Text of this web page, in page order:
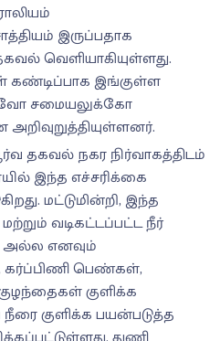
இருப்பதாக
வெளியாகியுள்ளது.
கண்டிப்பாக இங்குள்ள
சமையலுக்கோ
தகவல் நகர நிர்வாகத்திடம்
இந்த எச்சரிக்கை
மட்டுமின்றி, இந்த
வடிகட்டப்பட்ட நீர்
அல்ல எனவும்
கர்ப்பிணி பெண்கள்,
குளிக்க
குளிக்க பயன்படுத்த